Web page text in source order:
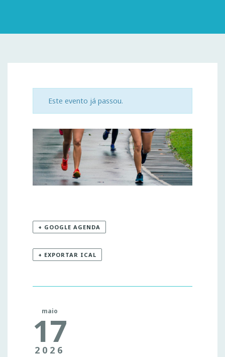
Este evento já passou.
+ GOOGLE AGENDA
+ EXPORTAR ICAL
maio
17
2026